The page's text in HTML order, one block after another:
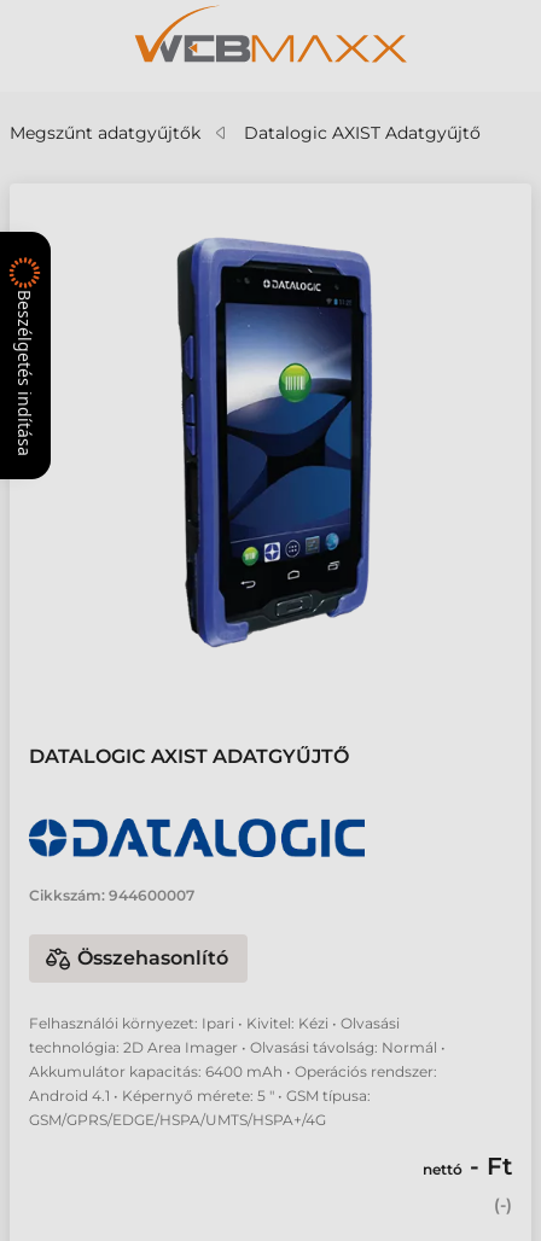
Megszűnt adatgyűjtők Datalogic AXIST Adatgyűjtő
DATALOGIC AXIST ADATGYŰJTŐ
Cikkszám: 944600007
Összehasonlító
Felhasználói környezet: Ipari • Kivitel: Kézi • Olvasási
technológia: 2D Area Imager • Olvasási távolság: Normál •
Akkumulátor kapacitás: 6400 mAh • Operációs rendszer:
Android 4.1 • Képernyő mérete: 5 " • GSM típusa:
GSM/GPRS/EDGE/HSPA/UMTS/HSPA+/4G
nettó - Ft
(-)
Beszélgetés indítása